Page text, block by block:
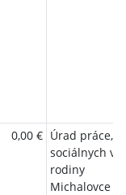
0,00 € Úrad práce,
sociálnych
rodiny
Michalovce